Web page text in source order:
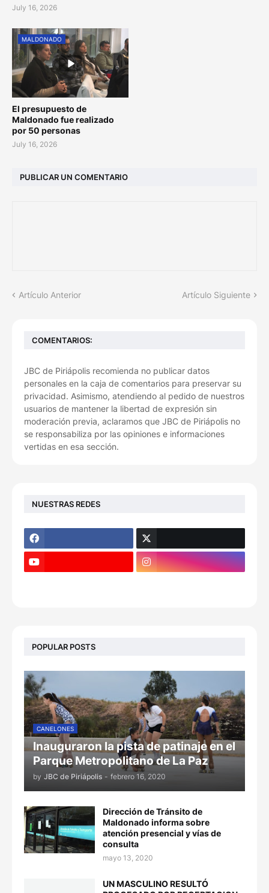
July 16, 2026
MALDONADO
El presupuesto de
Maldonado fue realizado
por 50 personas
July 16, 2026
PUBLICAR UN COMENTARIO
Artículo Anterior Artículo Siguiente
COMENTARIOS:
JBC de Piriápolis recomienda no publicar datos
personales en la caja de comentarios para preservar su
privacidad. Asimismo, atendiendo al pedido de nuestros
usuarios de mantener la libertad de expresión sin
moderación previa, aclaramos que JBC de Piriápolis no
se responsabiliza por las opiniones e informaciones
vertidas en esa sección.
NUESTRAS REDES
POPULAR POSTS
CANELONES
Inauguraron la pista de patinaje en el
Parque Metropolitano de La Paz
by JBC de Piriápolis - febrero 16, 2020
Dirección de Tránsito de
Maldonado informa sobre
atención presencial y vías de
consulta
mayo 13, 2020
UN MASCULINO RESULTÓ